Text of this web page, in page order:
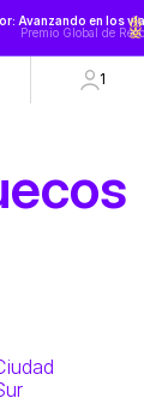
Avanzando en los
Premio Global de
1